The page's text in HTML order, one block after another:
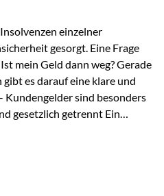
einzelner
gesorgt. Eine Frage
mein Geld dann weg? Gerade
es darauf eine klare und
sind besonders
gesetzlich getrennt Ein
bedeutet:Die